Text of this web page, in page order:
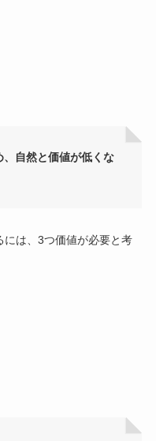
自然と価値が低くな
には、3つ価値が必要と考